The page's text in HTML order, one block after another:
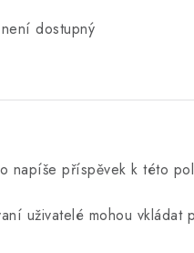
dostupný
napíše příspěvek k této
uživatelé mohou vkládat